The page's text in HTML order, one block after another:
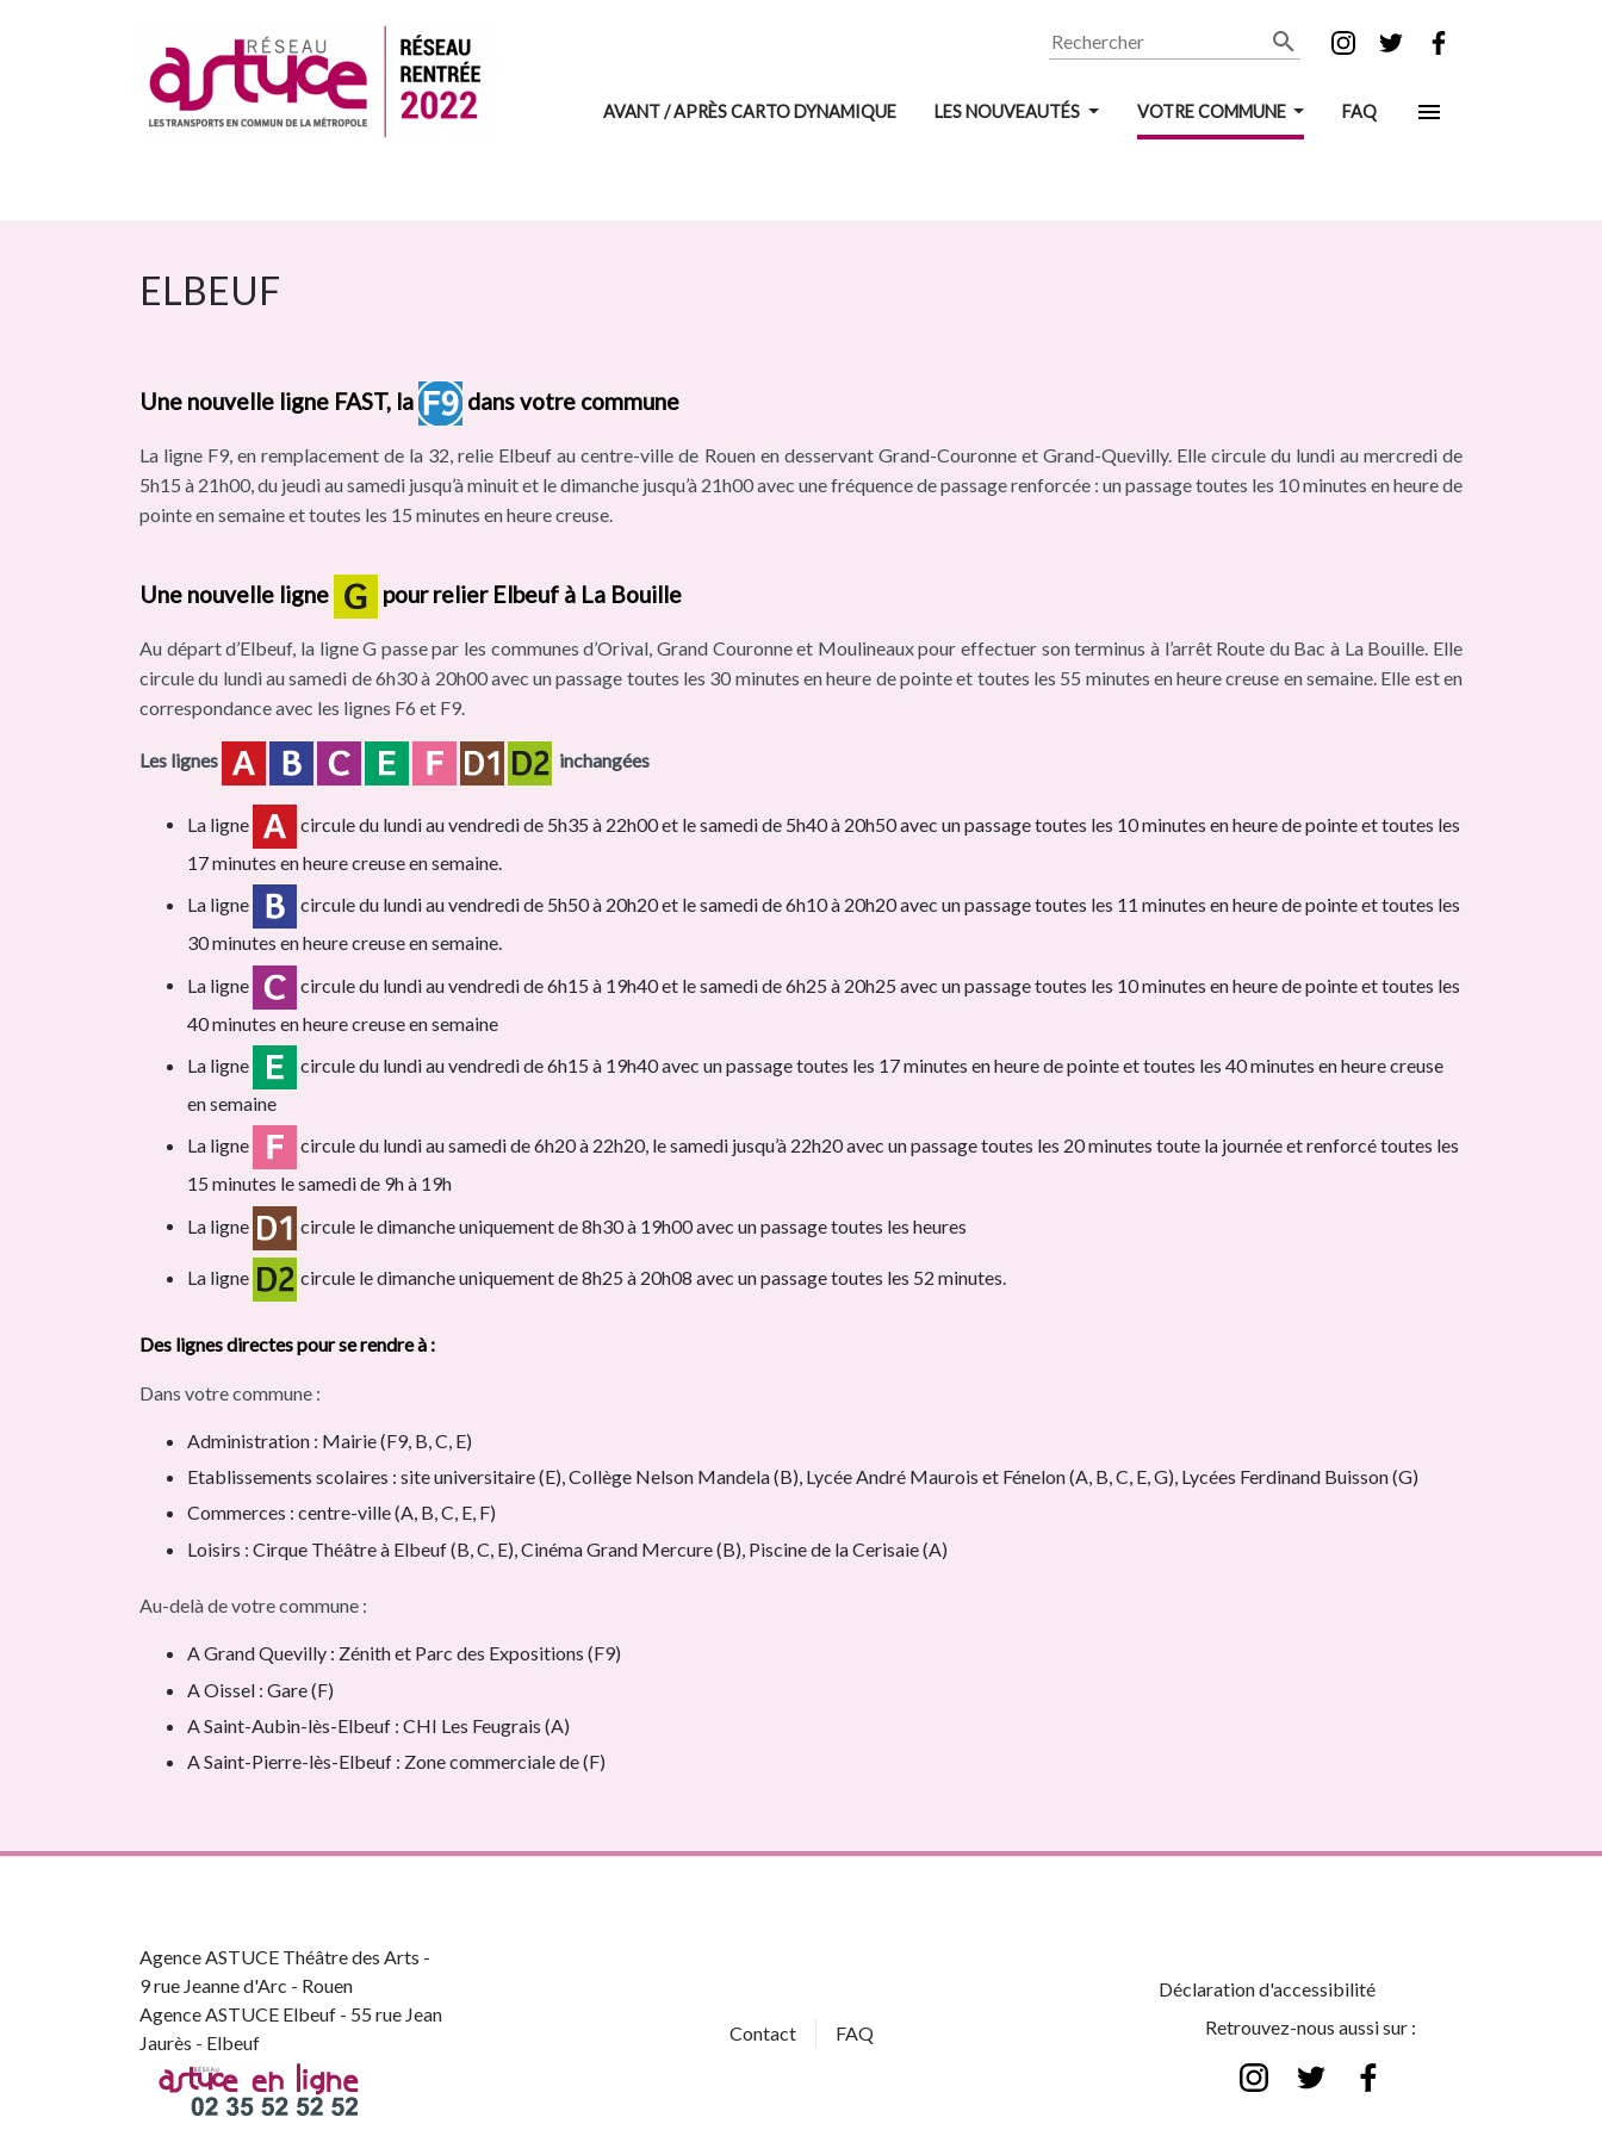
Rechercher
AVANT / APRÈS CARTO DYNAMIQUE LES NOUVEAUTÉS VOTRE COMMUNE FAQ
ELBEUF
Une nouvelle ligne FAST, la dans votre commune
La ligne F9, en remplacement de la 32, relie Elbeuf au centre-ville de Rouen en desservant Grand-Couronne et Grand-Quevilly. Elle circule du lundi au mercredi de
5h15 à 21h00, du jeudi au samedi jusqu’à minuit et le dimanche jusqu’à 21h00 avec une fréquence de passage renforcée : un passage toutes les 10 minutes en heure de
pointe en semaine et toutes les 15 minutes en heure creuse.
Une nouvelle ligne pour relier Elbeuf à La Bouille
Au départ d’Elbeuf, la ligne G passe par les communes d’Orival, Grand Couronne et Moulineaux pour effectuer son terminus à l’arrêt Route du Bac à La Bouille. Elle
circule du lundi au samedi de 6h30 à 20h00 avec un passage toutes les 30 minutes en heure de pointe et toutes les 55 minutes en heure creuse en semaine. Elle est en
correspondance avec les lignes F6 et F9.
Les lignes inchangées
La ligne
circule du lundi au vendredi de 5h35 à 22h00 et le samedi de 5h40 à 20h50 avec un passage toutes les 10 minutes en heure de pointe et toutes les
17 minutes en heure creuse en semaine.
La ligne
circule du lundi au vendredi de 5h50 à 20h20 et le samedi de 6h10 à 20h20 avec un passage toutes les 11 minutes en heure de pointe et toutes les
30 minutes en heure creuse en semaine.
La ligne
circule du lundi au vendredi de 6h15 à 19h40 et le samedi de 6h25 à 20h25 avec un passage toutes les 10 minutes en heure de pointe et toutes les
40 minutes en heure creuse en semaine
La ligne
circule du lundi au vendredi de 6h15 à 19h40 avec un passage toutes les 17 minutes en heure de pointe et toutes les 40 minutes en heure creuse
en semaine
La ligne
circule du lundi au samedi de 6h20 à 22h20, le samedi jusqu’à 22h20 avec un passage toutes les 20 minutes toute la journée et renforcé toutes les
15 minutes le samedi de 9h à 19h
La ligne
circule le dimanche uniquement de 8h30 à 19h00 avec un passage toutes les heures
La ligne circule le dimanche uniquement de 8h25 à 20h08 avec un passage toutes les 52 minutes.
Des lignes directes pour se rendre à :
Dans votre commune :
Administration : Mairie (F9, B, C, E)
Etablissements scolaires : site universitaire (E), Collège Nelson Mandela (B), Lycée André Maurois et Fénelon (A, B, C, E, G), Lycées Ferdinand Buisson (G)
Commerces : centre-ville (A, B, C, E, F)
Loisirs : Cirque Théâtre à Elbeuf (B, C, E), Cinéma Grand Mercure (B), Piscine de la Cerisaie (A)
Au-delà de votre commune :
A Grand Quevilly : Zénith et Parc des Expositions (F9)
A Oissel : Gare (F)
A Saint-Aubin-lès-Elbeuf : CHI Les Feugrais (A)
A Saint-Pierre-lès-Elbeuf : Zone commerciale de (F)
Agence ASTUCE Théâtre des Arts -
9 rue Jeanne d'Arc - Rouen
Agence ASTUCE Elbeuf - 55 rue Jean
Jaurès - Elbeuf
Contact FAQ
Déclaration d'accessibilité
Retrouvez-nous aussi sur :